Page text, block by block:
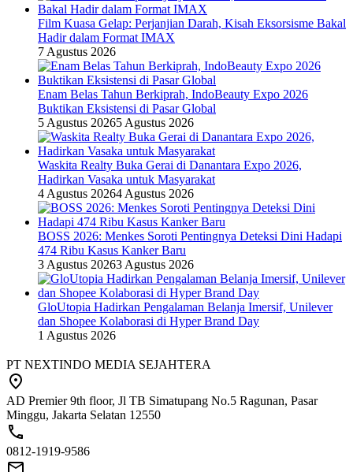
Film Kuasa Gelap: Perjanjian Darah, Kisah Eksorsisme Bakal
Hadir dalam Format IMAX
7 Agustus 2026
Enam Belas Tahun Berkiprah, IndoBeauty Expo 2026
Buktikan Eksistensi di Pasar Global
5 Agustus 20265 Agustus 2026
Waskita Realty Buka Gerai di Danantara Expo 2026,
Hadirkan Vasaka untuk Masyarakat
4 Agustus 20264 Agustus 2026
BOSS 2026: Menkes Soroti Pentingnya Deteksi Dini Hadapi
474 Ribu Kasus Kanker Baru
3 Agustus 20263 Agustus 2026
GloUtopia Hadirkan Pengalaman Belanja Imersif, Unilever
dan Shopee Kolaborasi di Hyper Brand Day
1 Agustus 2026
PT NEXTINDO MEDIA SEJAHTERA
AD Premier 9th floor, Jl TB Simatupang No.5 Ragunan, Pasar
Minggu, Jakarta Selatan 12550
0812-1919-9586